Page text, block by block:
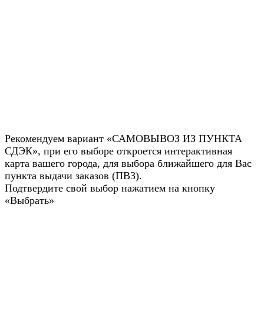
Рекомендуем вариант «САМОВЫВОЗ ИЗ ПУНКТА
СДЭК», при его выборе откроется интерактивная
карта вашего города, для выбора ближайшего для Вас
пункта выдачи заказов (ПВЗ).
Подтвердите свой выбор нажатием на кнопку
«Выбрать»